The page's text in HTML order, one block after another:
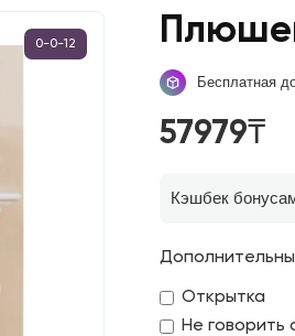
0-0-12
Бесплатная
57979₸
Кэшбек
Открытка
Не говорить